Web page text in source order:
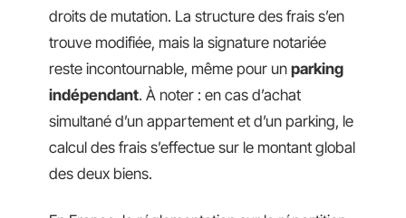
droits de mutation. La structure des frais s’en
trouve modifiée, mais la signature notariée
reste incontournable, même pour un parking
indépendant. À noter : en cas d’achat
simultané d’un appartement et d’un parking, le
calcul des frais s’effectue sur le montant global
des deux biens.